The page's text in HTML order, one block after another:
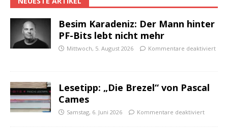
Besim Karadeniz: Der Mann hinter
PF-Bits lebt nicht mehr
Mittwoch, 5. August 2026 Kommentare deaktiviert
Lesetipp: „Die Brezel“ von Pascal
Cames
Samstag, 6. Juni 2026 Kommentare deaktiviert